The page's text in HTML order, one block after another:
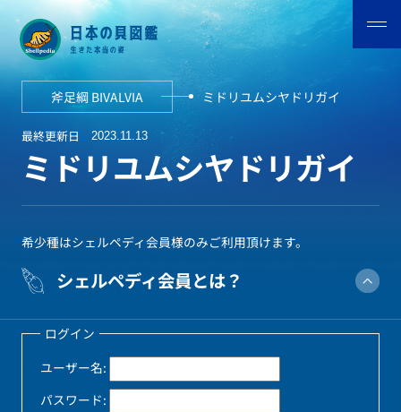
斧足綱 BIVALVIA ミドリユムシヤドリガイ
最終更新日 2023.11.13
ミドリユムシヤドリガイ
希少種はシェルペディ会員様のみご利用頂けます。
シェルペディ会員とは？
ログイン
ユーザー名:
パスワード: